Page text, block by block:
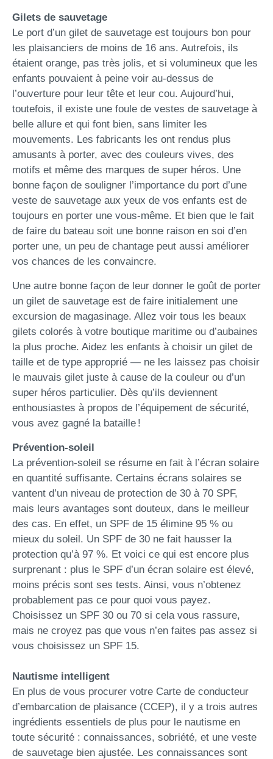
Gilets de sauvetage
Le port d’un gilet de sauvetage est toujours bon pour
les plaisanciers de moins de 16 ans. Autrefois, ils
étaient orange, pas très jolis, et si volumineux que les
enfants pouvaient à peine voir au-dessus de
l’ouverture pour leur tête et leur cou. Aujourd’hui,
toutefois, il existe une foule de vestes de sauvetage à
belle allure et qui font bien, sans limiter les
mouvements. Les fabricants les ont rendus plus
amusants à porter, avec des couleurs vives, des
motifs et même des marques de super héros. Une
bonne façon de souligner l’importance du port d’une
veste de sauvetage aux yeux de vos enfants est de
toujours en porter une vous-même. Et bien que le fait
de faire du bateau soit une bonne raison en soi d’en
porter une, un peu de chantage peut aussi améliorer
vos chances de les convaincre.
Une autre bonne façon de leur donner le goût de porter
un gilet de sauvetage est de faire initialement une
excursion de magasinage. Allez voir tous les beaux
gilets colorés à votre boutique maritime ou d’aubaines
la plus proche. Aidez les enfants à choisir un gilet de
taille et de type approprié — ne les laissez pas choisir
le mauvais gilet juste à cause de la couleur ou d’un
super héros particulier. Dès qu’ils deviennent
enthousiastes à propos de l’équipement de sécurité,
vous avez gagné la bataille !
Prévention-soleil
La prévention-soleil se résume en fait à l’écran solaire
en quantité suffisante. Certains écrans solaires se
vantent d’un niveau de protection de 30 à 70 SPF,
mais leurs avantages sont douteux, dans le meilleur
des cas. En effet, un SPF de 15 élimine 95 % ou
mieux du soleil. Un SPF de 30 ne fait hausser la
protection qu’à 97 %. Et voici ce qui est encore plus
surprenant : plus le SPF d’un écran solaire est élevé,
moins précis sont ses tests. Ainsi, vous n’obtenez
probablement pas ce pour quoi vous payez.
Choisissez un SPF 30 ou 70 si cela vous rassure,
mais ne croyez pas que vous n’en faites pas assez si
vous choisissez un SPF 15.
Nautisme intelligent
En plus de vous procurer votre Carte de conducteur
d’embarcation de plaisance (CCEP), il y a trois autres
ingrédients essentiels de plus pour le nautisme en
toute sécurité : connaissances, sobriété, et une veste
de sauvetage bien ajustée. Les connaissances sont